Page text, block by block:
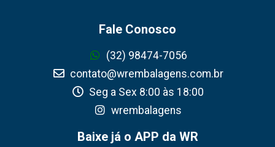
Fale Conosco
(32) 98474-7056
contato@wrembalagens.com.br
Seg a Sex 8:00 às 18:00
wrembalagens
Baixe já o APP da WR